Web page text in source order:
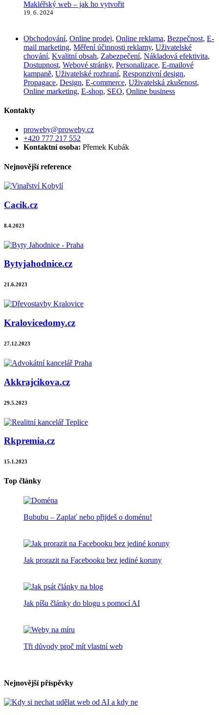
Makléřský web – jak ho vytvořit
19. 6. 2024
Obchodování, Online prodej, Online reklama, Bezpečnost, E-
mail marketing, Měření účinnosti reklamy, Uživatelské
chování, Kvalitní obsah, Zabezpečení, Nákladová efektivita,
Dostupnost, Webové stránky, Personalizace, E-mailové
kampaně, Uživatelské rozhraní, Responzivní design,
Propagace, Design, E-commerce, Uživatelská zkušenost,
Online marketing, E-shop, SEO, Online business
Kontakty
proweby@proweby.cz
+420 777 217 552
Kontaktní osoba: Přemek Kubák
Nejnovější reference
Cacik.cz
8.4.2023
Bytyjahodnice.cz
21.6.2023
Kralovicedomy.cz
27.12.2023
Akkrajcikova.cz
29.5.2023
Rkpremia.cz
15.1.2023
Top články
Bububu – Zaplať nebo přijdeš o doménu!
Jak prorazit na Facebooku bez jediné koruny
Jak píšu články do blogu s pomocí AI
Tři důvody proč mít vlastní web
Nejnovější příspěvky